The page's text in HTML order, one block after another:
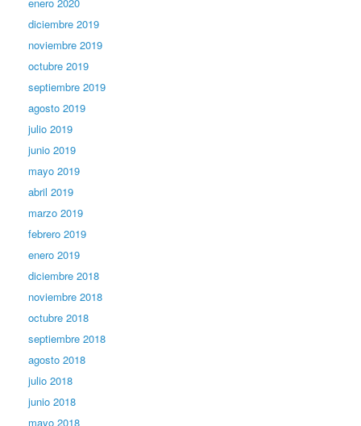
enero 2020
diciembre 2019
noviembre 2019
octubre 2019
septiembre 2019
agosto 2019
julio 2019
junio 2019
mayo 2019
abril 2019
marzo 2019
febrero 2019
enero 2019
diciembre 2018
noviembre 2018
octubre 2018
septiembre 2018
agosto 2018
julio 2018
junio 2018
mayo 2018